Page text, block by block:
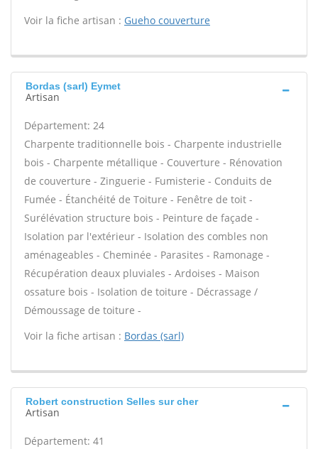
Voir la fiche artisan : Gueho couverture
Bordas (sarl) Eymet
Artisan
Département: 24
Charpente traditionnelle bois - Charpente industrielle
bois - Charpente métallique - Couverture - Rénovation
de couverture - Zinguerie - Fumisterie - Conduits de
Fumée - Étanchéité de Toiture - Fenêtre de toit -
Surélévation structure bois - Peinture de façade -
Isolation par l'extérieur - Isolation des combles non
aménageables - Cheminée - Parasites - Ramonage -
Récupération deaux pluviales - Ardoises - Maison
ossature bois - Isolation de toiture - Décrassage /
Démoussage de toiture -
Voir la fiche artisan : Bordas (sarl)
Robert construction Selles sur cher
Artisan
Département: 41